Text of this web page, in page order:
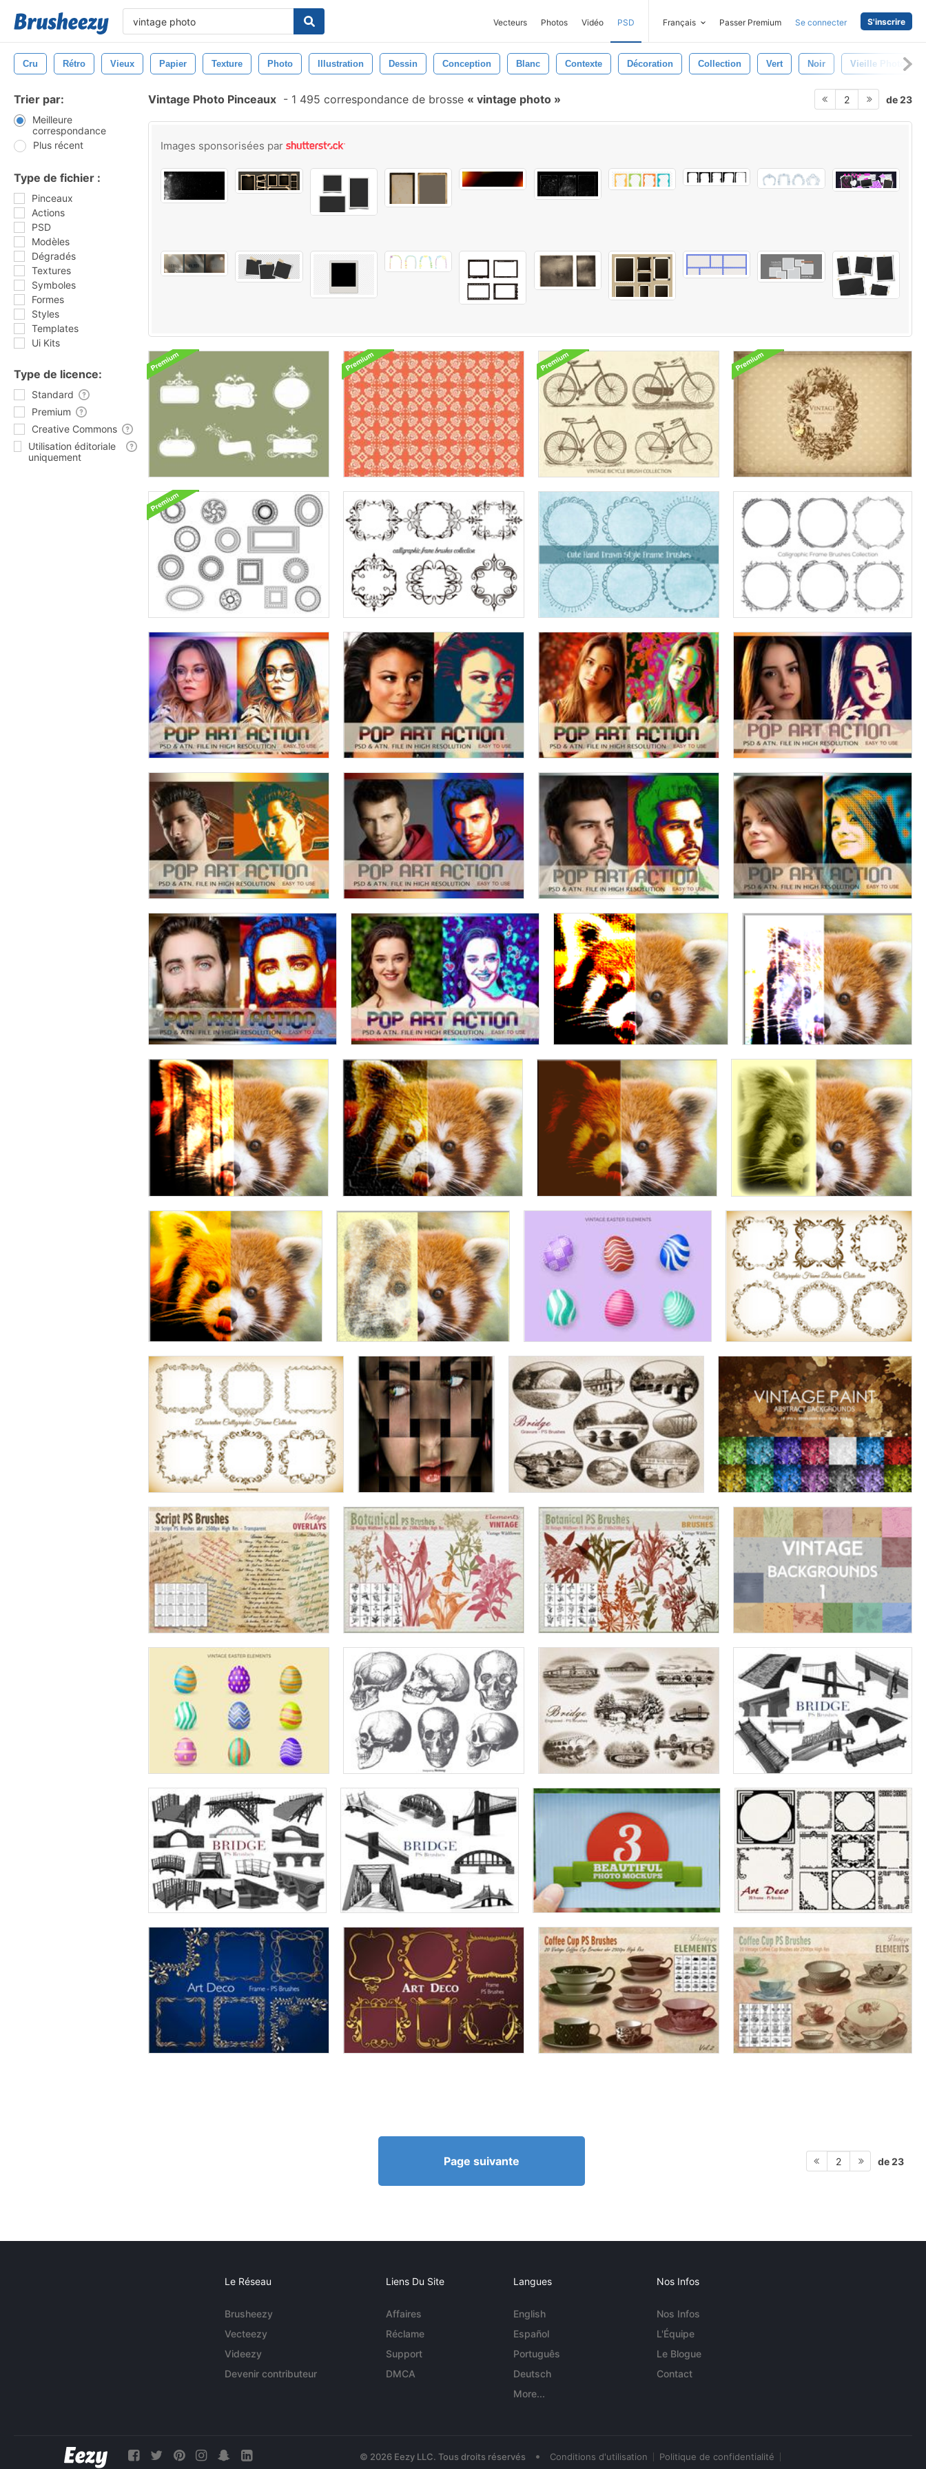
Vecteurs Photos Vidéo PSD Français Passer Premium Se connecter S'inscrire
Cru Rétro Vieux Papier Texture Photo Illustration Dessin Conception Blanc Contexte Décoration Collection Vert Noir Vieille Photo
Trier par:
Meilleure
correspondance
Plus récent
Type de fichier :
Pinceaux
Actions
PSD
Modèles
Dégradés
Textures
Symboles
Formes
Styles
Templates
Ui Kits
Type de licence:
Standard
Premium
Creative Commons
Utilisation éditoriale
uniquement
Vintage Photo Pinceaux - 1 495 correspondance de brosse vintage photo 2 de 23
Images sponsorisées par
Page suivante 2 de 23
Le Réseau
Brusheezy
Vecteezy
Videezy
Devenir contributeur
Liens Du Site
Affaires
Réclame
Support
DMCA
Langues
English
Español
Português
Deutsch
More...
Nos Infos
Nos Infos
L'Équipe
Le Blogue
Contact
© 2026 Eezy LLC. Tous droits réservés • Conditions d'utilisation Politique de confidentialité